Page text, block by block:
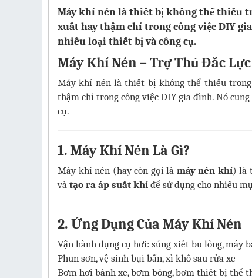
Máy khí nén là thiết bị không thể thiếu
xuất hay thậm chí trong công việc DIY
nhiều loại thiết bị và công cụ.
Máy Khí Nén – Trợ Thủ Đắc
Máy khí nén là thiết bị không thể thiếu trong
thậm chí trong công việc DIY gia đình. Nó
cụ.
1. Máy Khí Nén Là Gì?
Máy khí nén (hay còn gọi là máy nén khí) là
và tạo ra áp suất khí để sử dụng cho nhiều
2. Ứng Dụng Của Máy Khí Nén
Vận hành dụng cụ hơi: súng xiết bu lông, máy
Phun sơn, vệ sinh bụi bẩn, xì khô sau rửa xe
Bơm hơi bánh xe, bơm bóng, bơm thiết bị thể